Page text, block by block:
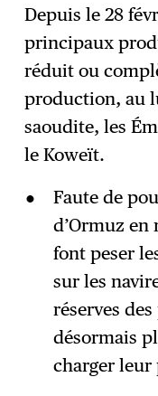
Depuis le 28
principaux
réduit ou
production, au
saoudite, les
le Koweït.
Faute de
d’Ormuz en
font peser
sur les
réserves
désormais
charger leur